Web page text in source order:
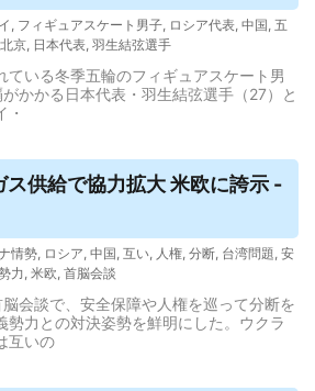
, フィギュアスケート男子, ロシア代表, 中国, 五
北京, 日本代表, 羽生結弦選手
ている冬季五輪のフィギュアスケート男
かかる日本代表・羽生結弦選手（27）と
ス供給で協力拡大 米欧に誇示 -
情勢, ロシア, 中国, 互い, 人権, 分断, 台湾問題, 安
力, 米欧, 首脳会談
会談で、安全保障や人権を巡って分断を
勢力との対決姿勢を鮮明にした。ウクラ
互いの